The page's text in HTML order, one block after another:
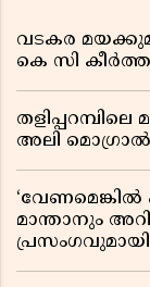
വടകര
കെ സി
അലി മൊഗ്രാൽ
‘വേണമെങ്കിൽ
മാന്താനും